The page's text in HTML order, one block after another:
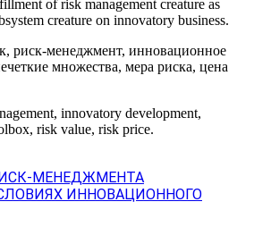
of risk management creature as
creature on innovatory business.
риск-менеджмент, инновационное
множества, мера риска, цена
innovatory development,
risk value, risk price.
МЕНЕДЖМЕНТА
ИННОВАЦИОННОГО